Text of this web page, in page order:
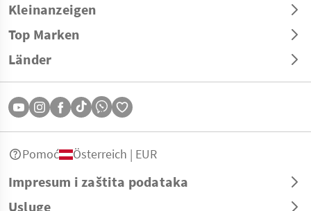
Kleinanzeigen
Top Marken
Länder
Impresum i zaštita podataka
Usluge
Pomoć Österreich | EUR